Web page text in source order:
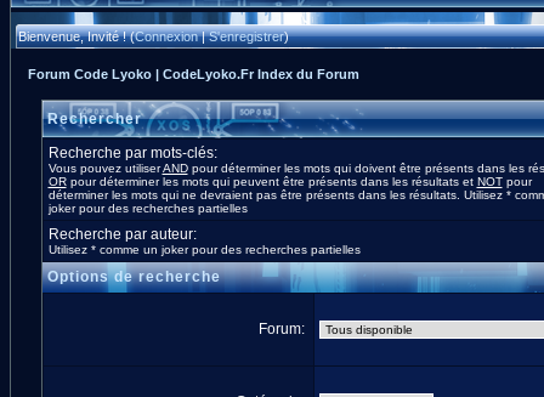
Bienvenue, Invité ! (Connexion|S'enregistrer)
Forum Code Lyoko | CodeLyoko.Fr Index du Forum
Rechercher
Recherche par mots-clés:
Vous pouvez utiliserANDpour déterminer les mots qui doivent être présents dans les
ORpour déterminer les mots qui peuvent être présents dans les résultats et NOTpour
déterminer les mots qui ne devraient pas être présents dans les résultats. Utilisez *
joker pour des recherches partielles
Recherche par auteur:
Utilisez * comme un joker pour des recherches partielles
Options de recherche
Forum: